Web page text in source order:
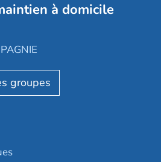
Villa Médicis
à domicile